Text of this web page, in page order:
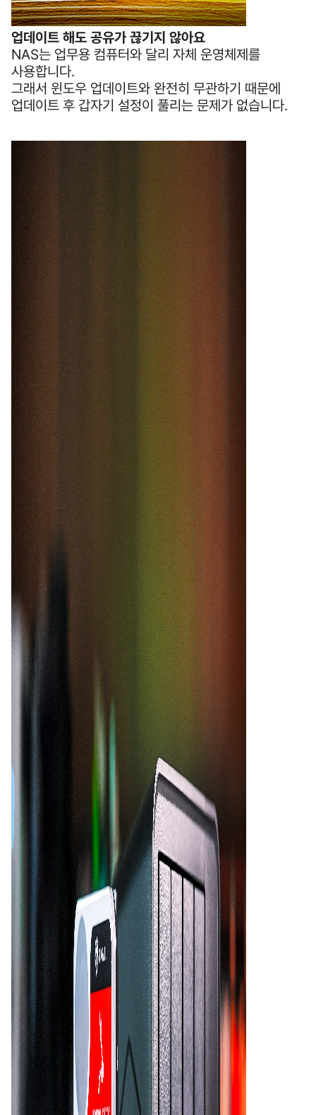
업데이트 해도 공유가 끊기지 않아요
NAS는 업무용 컴퓨터와 달리 자체 운영체제를
사용합니다.
그래서 윈도우 업데이트와 완전히 무관하기 때문에
업데이트 후 갑자기 설정이 풀리는 문제가 없습니다.